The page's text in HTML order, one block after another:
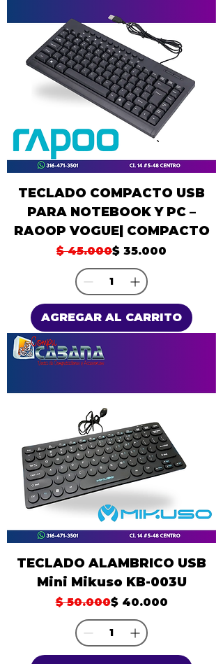
TECLADO COMPACTO USB
PARA NOTEBOOK Y PC –
RAOOP VOGUE| COMPACTO
Precio
$ 45.000Precio de oferta
$ 35.000
AGREGAR AL CARRITO
TECLADO ALAMBRICO USB
Mini Mikuso KB-003U
Precio
$ 50.000Precio de oferta
$ 40.000